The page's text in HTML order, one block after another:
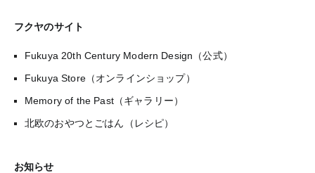
フクヤのサイト
Fukuya 20th Century Modern Design（公式）
Fukuya Store（オンラインショップ）
Memory of the Past（ギャラリー）
北欧のおやつとごはん（レシピ）
お知らせ